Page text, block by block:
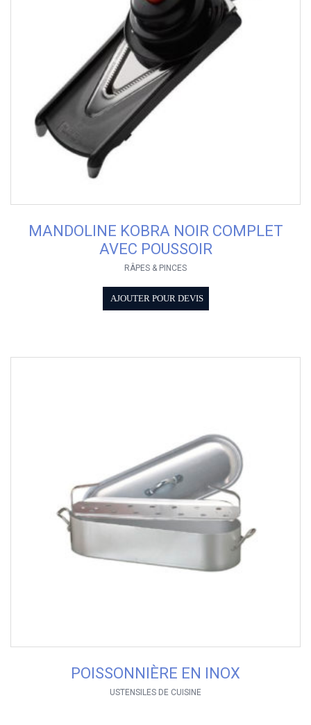
MANDOLINE KOBRA NOIR COMPLET
AVEC POUSSOIR
RÂPES & PINCES
AJOUTER POUR DEVIS
POISSONNIÈRE EN INOX
USTENSILES DE CUISINE